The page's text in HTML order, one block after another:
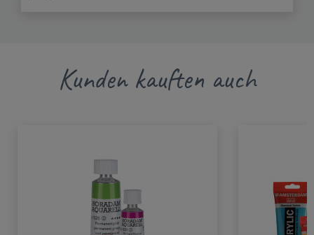
Kunden kauften auch